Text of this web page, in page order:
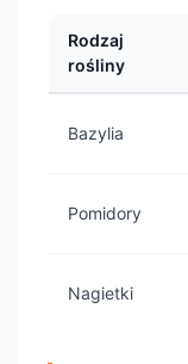
Rodzaj
rośliny
Bazylia
Pomidory
Nagietki